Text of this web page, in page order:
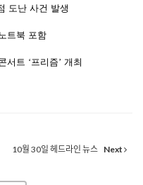
도난 사건 발생
트북 포함
서트 ‘프리즘’ 개최
10월 30일 헤드라인 뉴스 Next